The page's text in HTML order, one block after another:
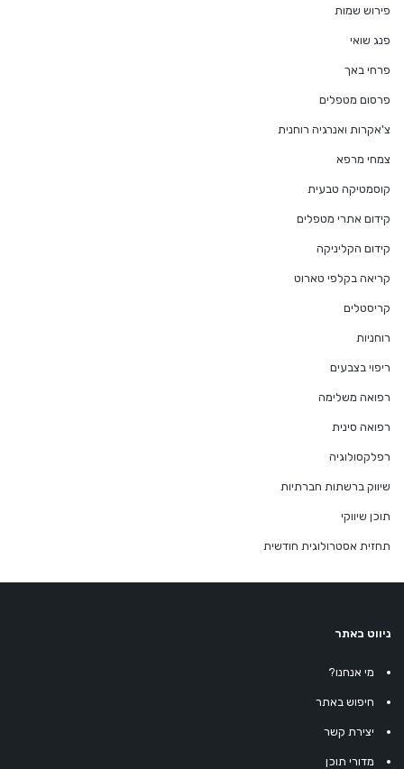
פירוש שמות
פנג שואי
פרחי באך
פרסום מטפלים
צ'אקרות ואנרגיה רוחנית
צמחי מרפא
קוסמטיקה טבעית
קידום אתרי מטפלים
קידום הקליניקה
קריאה בקלפי טארוט
קריסטלים
רוחניות
ריפוי בצבעים
רפואה משלימה
רפואה סינית
רפלקסולוגיה
שיווק ברשתות חברתיות
תוכן שיווקי
תחזית אסטרולוגית חודשית
ניווט באתר
מי אנחנו?
חיפוש באתר
יצירת קשר
מדורי תוכן